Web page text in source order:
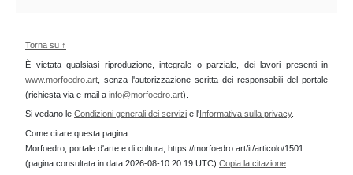
Torna su ↑
È vietata qualsiasi riproduzione, integrale o parziale, dei lavori presenti in
www.morfoedro.art , senza l'autorizzazione scritta dei responsabili del portale
(richiesta via e-mail a info@morfoedro.art).
Si vedano le Condizioni generali dei servizi e l' Informativa sulla privacy.
Come citare questa pagina:
Morfoedro, portale d'arte e di cultura, https://morfoedro.art/it/articolo/1501
(pagina consultata in data 2026-08-10 20:19 UTC) Copia la citazione